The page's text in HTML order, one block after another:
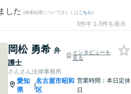
した (検索結果について詳しくは こちら)
3件中 1-3件を表示
岡松 勇希 弁
護士
インタビューを
見る
さんさん法律事務所
愛知
県
|
名古屋市昭和
区
営業時間：本日定休
日